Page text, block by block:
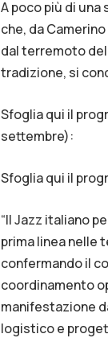
A poco più di una
che, da
dal terremoto
tradizione, si
Sfoglia qui il
settembre):
Sfoglia qui il
“Il Jazz italiano
prima linea nelle
confermando il
coordinamento
manifestazione
logistico e